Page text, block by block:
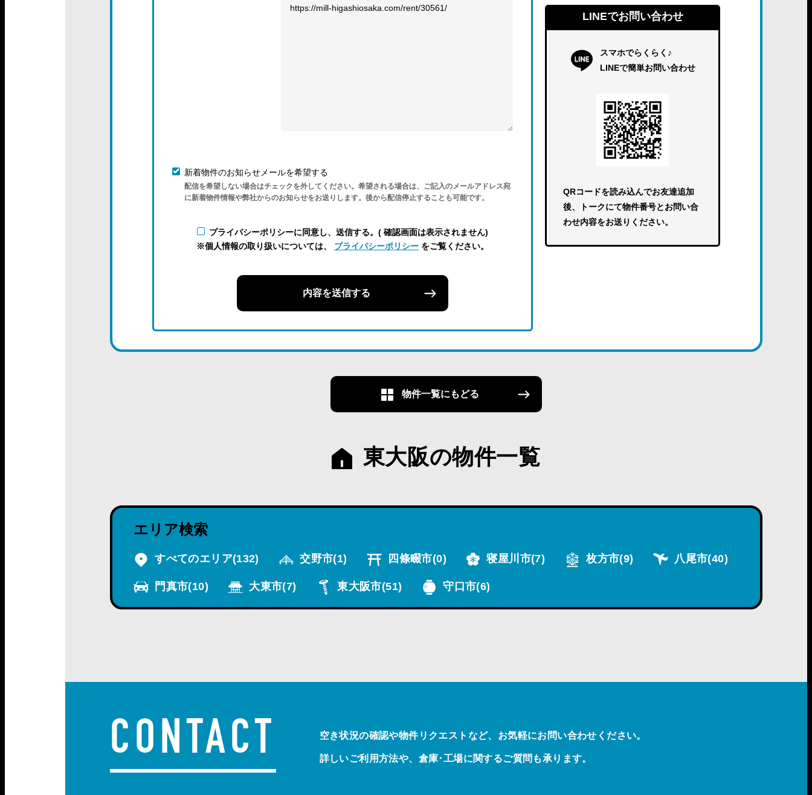
新着物件のお知らせメールを希望する
配信を希望しない場合はチェックを外してください。希望される場合は、ご記入のメールアドレス宛
に新着物件情報や弊社からのお知らせをお送りします。後から配信停止することも可能です。
プライバシーポリシーに同意し、送信する。( 確認画面は表示されません)
※個人情報の取り扱いについては、
プライバシーポリシー をご覧ください。
内容を送信する
LINEでお問い合わせ
スマホでらくらく♪
LINEで簡単お問い合わせ
QRコードを読み込んでお友達追加
後、トークにて物件番号とお問い合
わせ内容をお送りください。
物件一覧にもどる
東大阪の物件一覧
エリア検索
すべてのエリア(132) 交野市(1) 四條畷市(0) 寝屋川市(7) 枚方市(9) 八尾市(40)
門真市(10) 大東市(7) 東大阪市(51) 守口市(6)
CONTACT 空き状況の確認や物件リクエストなど、お気軽にお問い合わせください。
詳しいご利用方法や、倉庫･工場に関するご質問も承ります。